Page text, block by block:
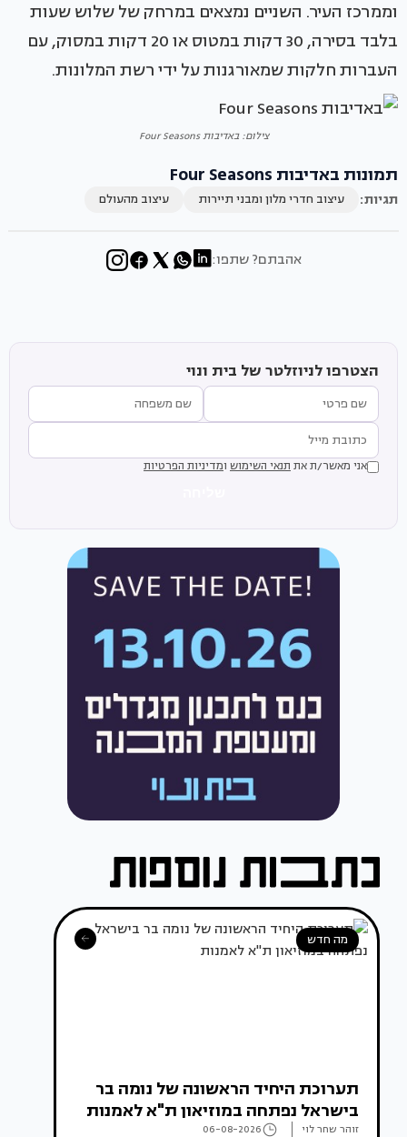
וממרכז העיר. השניים נמצאים במרחק של שלוש שעות
בלבד בסירה, 30 דקות במטוס או 20 דקות במסוק, עם
העברות חלקות שמאורגנות על ידי רשת המלונות.
צילום: באדיבות Four Seasons
תמונות באדיבות Four Seasons
תגיות: עיצוב חדרי מלון ומבני תיירות עיצוב מהעולם
אהבתם? שתפו:
הצטרפו לניוזלטר של בית ונוי
אני מאשר/ת את תנאי השימוש ומדיניות הפרטיות
מה חדש
תערוכת היחיד הראשונה של נומה בר
בישראל נפתחה במוזיאון ת"א לאמנות
זוהר שחר לוי 06-08-2026